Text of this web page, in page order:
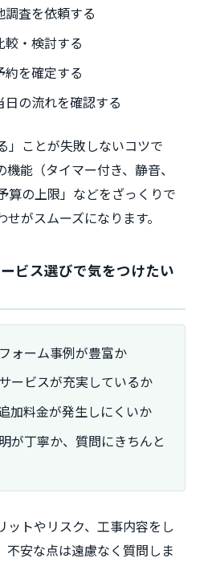
査を依頼する
・検討する
約を確定する
の流れを確認する
」ことが失敗しないコツで
能（タイマー付き、静音、
算の上限」などをざっくりで
がスムーズになります。
ビス選びで気をつけたい
ォーム事例が豊富か
ービスが充実しているか
加料金が発生しにくいか
が丁寧か、質問にきちんと
ットやリスク、工事内容をし
不安な点は遠慮なく質問しま